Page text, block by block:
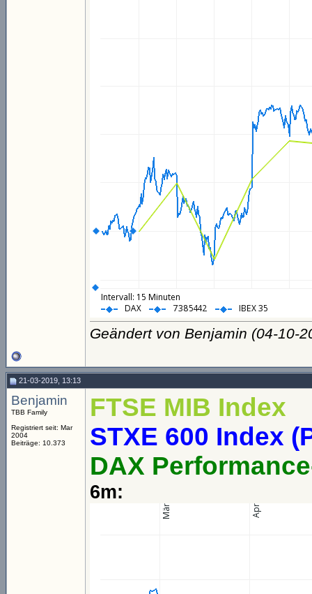
Geändert von Benjamin (04-10-
21-03-2019, 13:13
Benjamin
TBB Family
Registriert seit: Mar
2004
Beiträge: 10.373
FTSE MIB Index
STXE 600 Index
DAX
6m: